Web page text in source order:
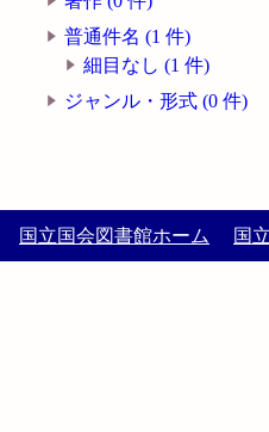
普通件名 (1 件)
細目なし (1 件)
ジャンル・形式 (0 件)
国立国会図書館ホーム 国